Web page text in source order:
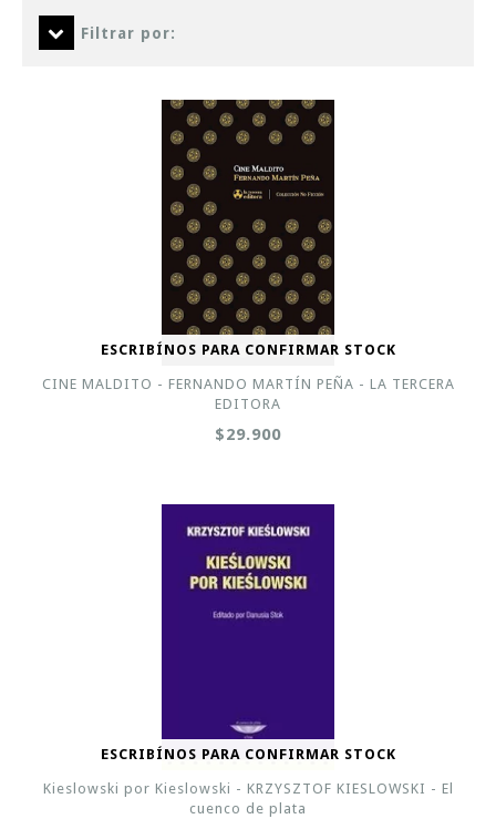
Filtrar por:
ESCRIBÍNOS PARA CONFIRMAR STOCK
CINE MALDITO - FERNANDO MARTÍN PEÑA - LA TERCERA
EDITORA
$29.900
ESCRIBÍNOS PARA CONFIRMAR STOCK
Kieslowski por Kieslowski - KRZYSZTOF KIESLOWSKI - El
cuenco de plata